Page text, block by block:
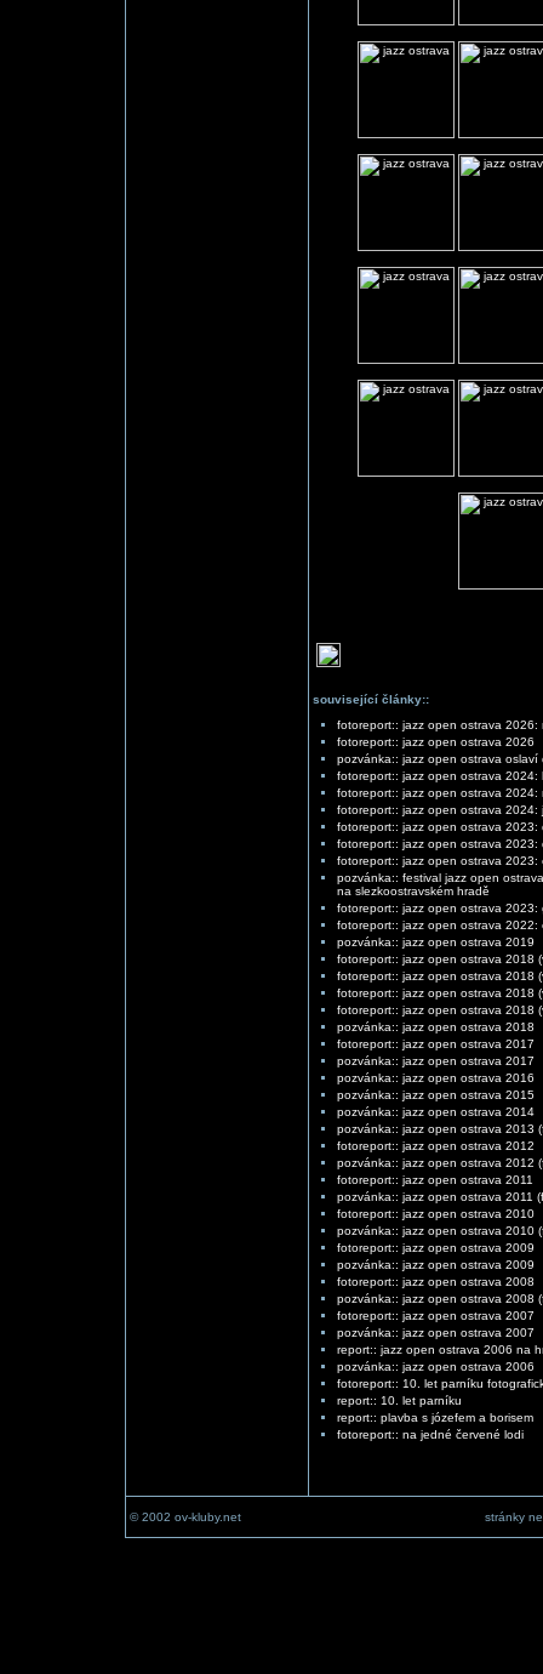
související články::
fotoreport:: jazz open ostrava 2026:
fotoreport:: jazz open ostrava 2026
pozvánka:: jazz open ostrava oslaví
fotoreport:: jazz open ostrava 2024:
fotoreport:: jazz open ostrava 2024:
fotoreport:: jazz open ostrava 2024:
fotoreport:: jazz open ostrava 2023:
fotoreport:: jazz open ostrava 2023:
fotoreport:: jazz open ostrava 2023:
pozvánka:: festival jazz open
na slezkoostravském hradě
fotoreport:: jazz open ostrava 2023:
fotoreport:: jazz open ostrava 2022:
pozvánka:: jazz open ostrava 2019
fotoreport:: jazz open ostrava 2018
fotoreport:: jazz open ostrava 2018
fotoreport:: jazz open ostrava 2018
fotoreport:: jazz open ostrava 2018
pozvánka:: jazz open ostrava 2018
fotoreport:: jazz open ostrava 2017
pozvánka:: jazz open ostrava 2017
pozvánka:: jazz open ostrava 2016
pozvánka:: jazz open ostrava 2015
pozvánka:: jazz open ostrava 2014
pozvánka:: jazz open ostrava 2013
fotoreport:: jazz open ostrava 2012
pozvánka:: jazz open ostrava 2012
fotoreport:: jazz open ostrava 2011
pozvánka:: jazz open ostrava 2011
fotoreport:: jazz open ostrava 2010
pozvánka:: jazz open ostrava 2010
fotoreport:: jazz open ostrava 2009
pozvánka:: jazz open ostrava 2009
fotoreport:: jazz open ostrava 2008
pozvánka:: jazz open ostrava 2008
fotoreport:: jazz open ostrava 2007
pozvánka:: jazz open ostrava 2007
report:: jazz open ostrava 2006 na
pozvánka:: jazz open ostrava 2006
fotoreport:: 10. let parníku
report:: 10. let parníku
report:: plavba s józefem a borisem
fotoreport:: na jedné červené lodi
© 2002 ov-kluby.net stránky